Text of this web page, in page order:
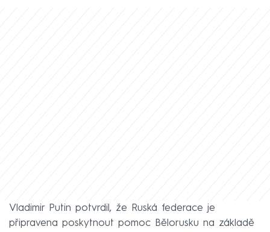
Vladimir Putin potvrdil, že Ruská federace je
připravena poskytnout pomoc Bělorusku na základě